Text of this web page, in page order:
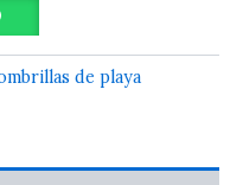
de playa